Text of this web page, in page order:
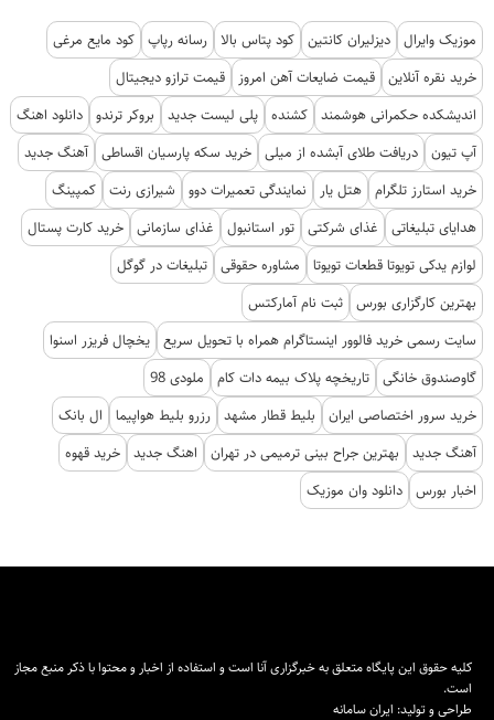
موزیک وایرال دیزلیران کانتین کود پتاس بالا رسانه رپاپ کود مایع مرغی
خرید نقره آنلاین قیمت ضایعات آهن امروز
قیمت ترازو دیجیتال
اندیشکده حکمرانی هوشمند کشنده پلی لیست جدید بروکر ترندو دانلود اهنگ
آپ تیون دریافت طلای آبشده از میلی خرید سکه پارسیان اقساطی آهنگ جدید
خرید استارز تلگرام هتل یار نمایندگی تعمیرات دوو شیرازی رنت کمپینگ
هدایای تبلیغاتی
غذای شرکتی تور استانبول غذای سازمانی خرید کارت پستال
لوازم یدکی تویوتا قطعات تویوتا
مشاوره حقوقی تبلیغات در گوگل
بهترین کارگزاری بورس ثبت نام آمارکتس
سایت رسمی خرید فالوور اینستاگرام همراه با تحویل سریع یخچال فریزر اسنوا
گاوصندوق خانگی تاریخچه پلاک بیمه دات کام
ملودی 98
خرید سرور اختصاصی ایران
بلیط قطار مشهد رزرو بلیط هواپیما
ال بانک
آهنگ جدید
بهترین جراح بینی ترمیمی در تهران اهنگ جدید خرید قهوه
اخبار بورس دانلود وان موزیک
کلیه حقوق این پایگاه متعلق به خبرگزاری آنا است و استفاده از اخبار و محتوا با ذکر منبع مجاز
است.
طراحی و تولید: ایران سامانه